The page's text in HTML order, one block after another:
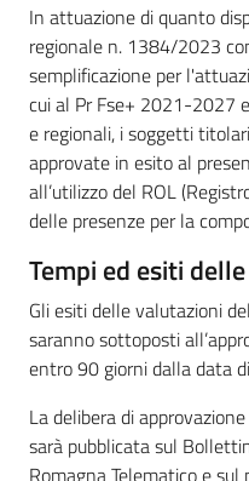
In attuazione di quanto
regionale n. 1384/2023
semplificazione per
cui al Pr Fse+ 2021-2027
e regionali, i soggetti
approvate in esito al
all’utilizzo del ROL
delle presenze per la
Tempi ed esiti
Gli esiti delle valutazioni
saranno sottoposti
entro 90 giorni dalla data
La delibera di
sarà pubblicata sul
Romagna Telematico e